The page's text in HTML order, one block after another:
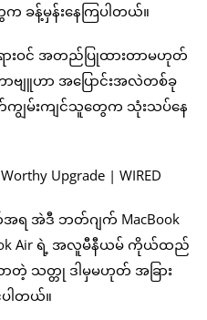
ခန့်မှန်းနေကြပါတယ်။
းဝင် အတည်ပြုထားတာမဟုတ်
ဗျူဟာ အပြောင်းအလဲတစ်ခု
ကျွမ်းကျင်သူတွေက သုံးသပ်နေ
အရ အဲဒီ ဘတ်ဂျက် MacBook
Air ရဲ့ အလူမီနီယမ် ကိုယ်ထည်
တဲ့ သတ္တု ဒါမှမဟုတ် အခြား
ါတယ်။